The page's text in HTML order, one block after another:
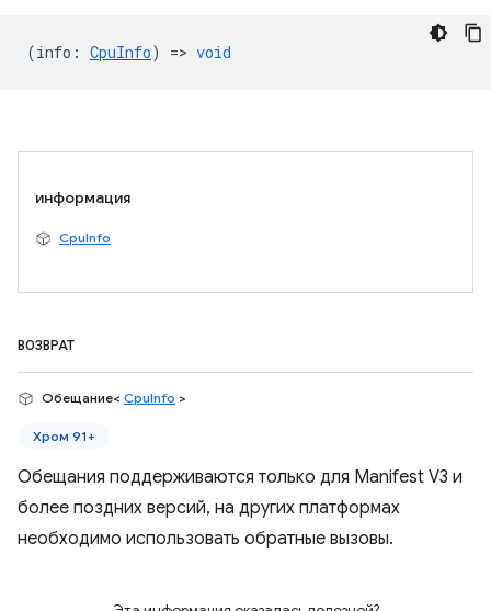
(info : CpuInfo) => void
информация
CpuInfo
ВОЗВРАТ
Обещание< CpuInfo >
Хром 91+
Обещания поддерживаются только для Manifest V3 и
более поздних версий, на других платформах
необходимо использовать обратные вызовы.